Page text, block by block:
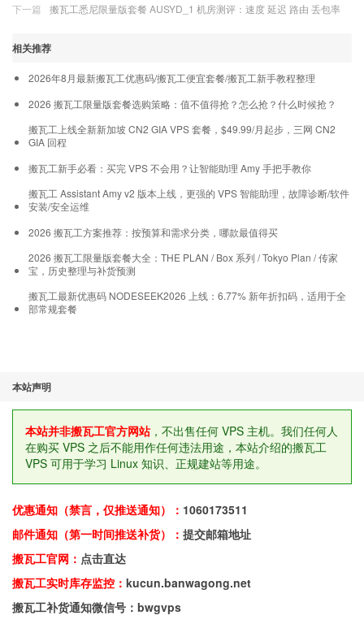
下一篇
搬瓦工悉尼限量版套餐 AUSYD_1 机房测评：速度 延迟 路由 丢包率
相关推荐
2026年8月最新搬瓦工优惠码/搬瓦工便宜套餐/搬瓦工新手教程整理
2026 搬瓦工限量版套餐选购策略：值不值得抢？怎么抢？什么时候抢？
搬瓦工上线全新新加坡 CN2 GIA VPS 套餐，$49.99/月起步，三网 CN2
GIA 回程
搬瓦工新手必看：买完 VPS 不会用？让智能助理 Amy 手把手教你
搬瓦工 Assistant Amy v2 版本上线，更强的 VPS 智能助理，故障诊断/软件
安装/安全运维
2026 搬瓦工方案推荐：按预算和需求分类，哪款最值得买
2026 搬瓦工限量版套餐大全：THE PLAN / Box 系列 / Tokyo Plan / 传家
宝，历史整理与补货预测
搬瓦工最新优惠码 NODESEEK2026 上线：6.77% 新年折扣码，适用于全
部常规套餐
本站声明
本站并非搬瓦工官方网站，不出售任何 VPS 主机。我们任何人
在购买 VPS 之后不能用作任何违法用途，本站介绍的搬瓦工
VPS 可用于学习 Linux 知识、正规建站等用途。
优惠通知（禁言，仅推送通知）： 1060173511
邮件通知（第一时间推送补货）： 提交邮箱地址
搬瓦工官网： 点击直达
搬瓦工实时库存监控： kucun.banwagong.net
搬瓦工补货通知微信号：bwgvps